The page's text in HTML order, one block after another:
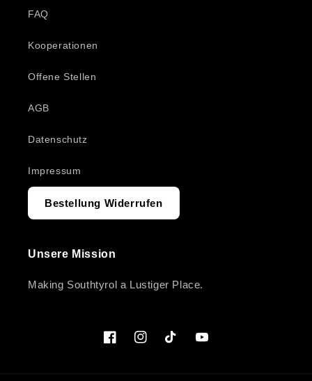
FAQ
Kooperationen
Offene Stellen
AGB
Datenschutz
Impressum
Bestellung Widerrufen
Unsere Mission
Making Southtyrol a Lustiger Place.